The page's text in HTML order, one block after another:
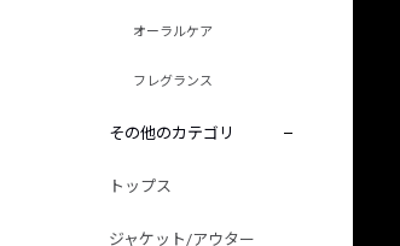
オーラルケア
フレグランス
その他のカテゴリ
トップス
ジャケット/アウター